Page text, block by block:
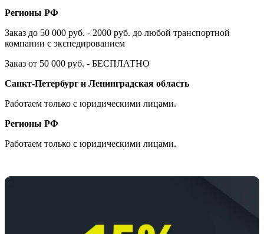
Регионы РФ
Заказ до 50 000 руб. - 2000 руб. до любой транспортной
компании с экспедированием
Заказ от 50 000 руб. - БЕСПЛАТНО
Санкт-Петербург и Ленинградская область
Работаем только с юридическими лицами.
Регионы РФ
Работаем только с юридическими лицами.